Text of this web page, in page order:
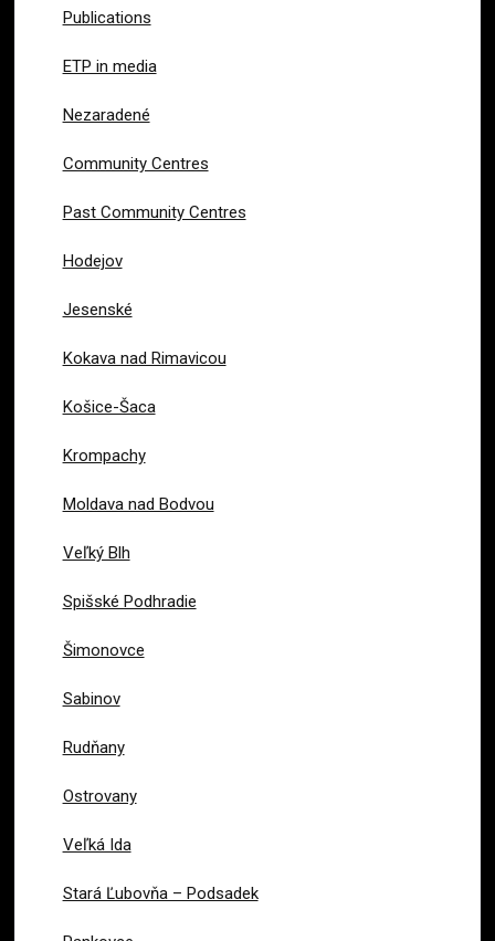
Publications
ETP in media
Nezaradené
Community Centres
Past Community Centres
Hodejov
Jesenské
Kokava nad Rimavicou
Košice-Šaca
Krompachy
Moldava nad Bodvou
Veľký Blh
Spišské Podhradie
Šimonovce
Sabinov
Rudňany
Ostrovany
Veľká Ida
Stará Ľubovňa – Podsadek